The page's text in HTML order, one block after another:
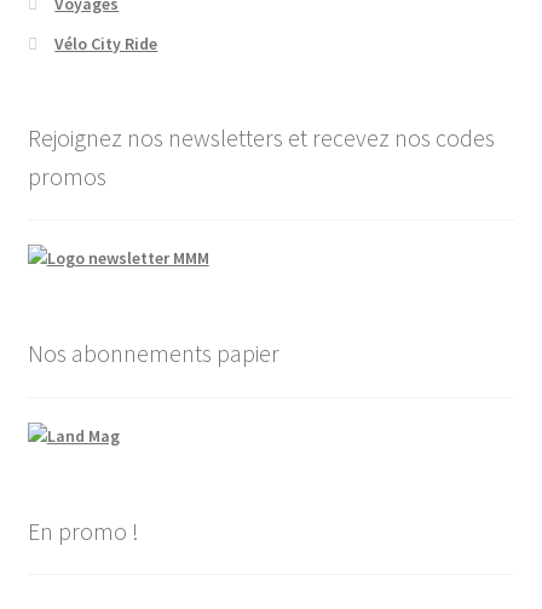
Vélo City Ride
Rejoignez nos newsletters et recevez nos codes
promos
Nos abonnements papier
En promo !